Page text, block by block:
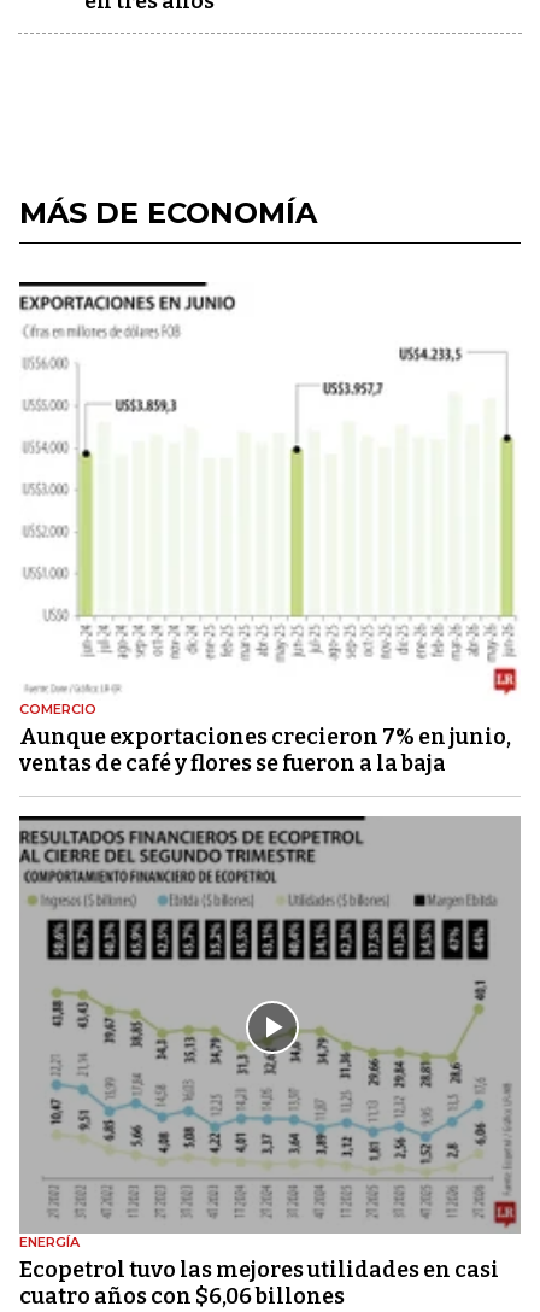
MÁS DE ECONOMÍA
COMERCIO
Aunque exportaciones crecieron 7% en junio,
ventas de café y flores se fueron a la baja
ENERGÍA
Ecopetrol tuvo las mejores utilidades en casi
cuatro años con $6,06 billones